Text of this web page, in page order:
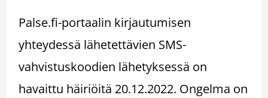
Palse.fi-portaalin kirjautumisen
yhteydessä lähetettävien SMS-
vahvistuskoodien lähetyksessä on
havaittu häiriöitä 20.12.2022. Ongelma on